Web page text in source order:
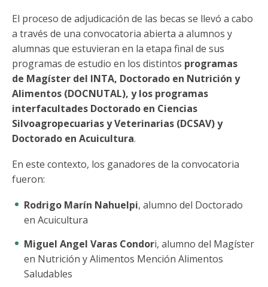
El proceso de adjudicación de las becas se llevó a cabo
a través de una convocatoria abierta a alumnos y
alumnas que estuvieran en la etapa final de sus
programas de estudio en los distintos programas
de Magíster del INTA, Doctorado en Nutrición y
Alimentos (DOCNUTAL), y los programas
interfacultades Doctorado en Ciencias
Silvoagropecuarias y Veterinarias (DCSAV) y
Doctorado en Acuicultura.
En este contexto, los ganadores de la convocatoria
fueron:
Rodrigo Marín Nahuelpi, alumno del Doctorado
en Acuicultura
Miguel Angel Varas Condori, alumno del Magíster
en Nutrición y Alimentos Mención Alimentos
Saludables